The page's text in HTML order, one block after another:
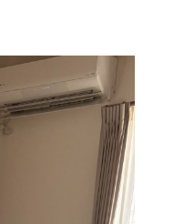
INFORMATION
NEWS
メディア美術協力実績